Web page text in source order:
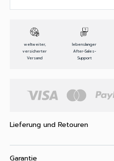
weltweiter,
versicherter
Versand
lebenslanger
After-Sales-
Support
Lieferung und Retouren
Garantie